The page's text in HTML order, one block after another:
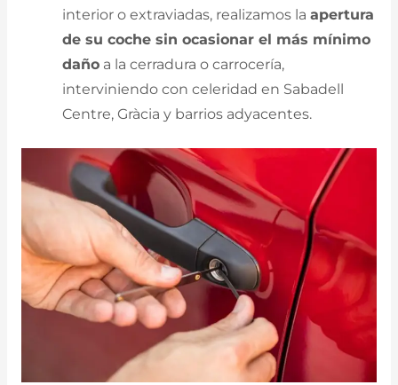
interior o extraviadas, realizamos laapertura
de su coche sin ocasionar el más mínimo
daño a la cerradura o carrocería,
interviniendo con celeridad en Sabadell
Centre, Gràcia y barrios adyacentes.